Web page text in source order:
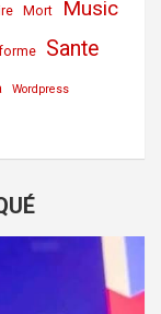
Mort Music
Sante
Wordpress